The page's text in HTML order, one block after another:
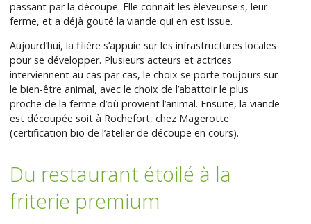
passant par la découpe. Elle connait les éleveur·se·s, leur
ferme, et a déjà gouté la viande qui en est issue.
Aujourd’hui, la filière s’appuie sur les infrastructures locales
pour se développer. Plusieurs acteurs et actrices
interviennent au cas par cas, le choix se porte toujours sur
le bien-être animal, avec le choix de l’abattoir le plus
proche de la ferme d’où provient l’animal. Ensuite, la viande
est découpée soit à Rochefort, chez Magerotte
(certification bio de l’atelier de découpe en cours).
Du restaurant étoilé à la
friterie premium